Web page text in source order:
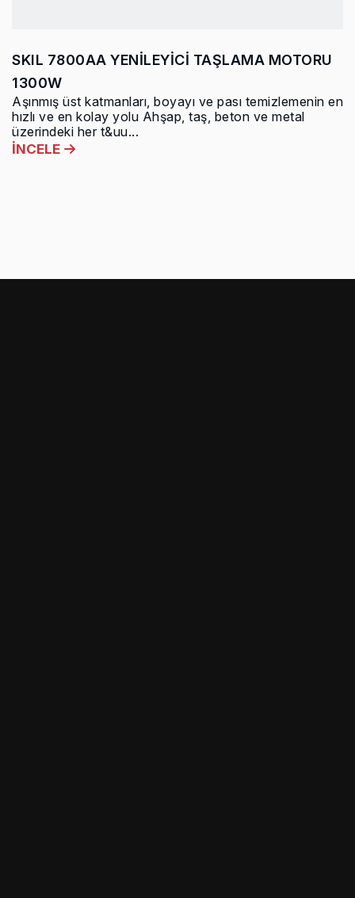
SKIL 7800AA YENİLEYİCİ TAŞLAMA MOTORU
1300W
Aşınmış üst katmanları, boyayı ve pası temizlemenin en
hızlı ve en kolay yolu Ahşap, taş, beton ve metal
üzerindeki her t&uu...
İNCELE